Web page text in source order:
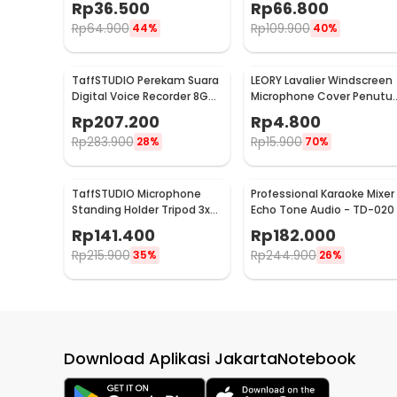
35
Rp36.500
Rp64.900 44%
35
Rp66.800
Rp109.900 40%
TaffSTUDIO Perekam Suara
Digital Voice Recorder 8GB
Rp207.200
Rp283.900 28%
LEORY Lavalier Windscreen
Microphone Cover
Busa Mikrofon - LE1
Rp4.800
Rp15.900 70%
TaffSTUDIO Microphone
Standing Holder Tripod 3x
04P
Rp141.400
Rp215.900 35%
Professional Karaoke Mixer
Echo Tone Audio - TD-020
Rp182.000
Rp244.900 26%
Download Aplikasi JakartaNotebook